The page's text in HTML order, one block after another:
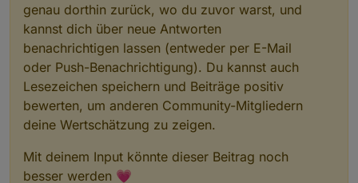
genau dorthin zurück, wo du zuvor warst, und
kannst dich über neue Antworten
benachrichtigen lassen (entweder per E-Mail
oder Push-Benachrichtigung). Du kannst auch
Lesezeichen speichern und Beiträge positiv
bewerten, um anderen Community-Mitgliedern
deine Wertschätzung zu zeigen.
Mit deinem Input könnte dieser Beitrag noch
besser werden 💗